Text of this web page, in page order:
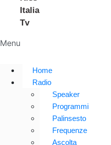
Italia
Tv
Menu
Home
Radio
Speaker
Programmi
Palinsesto
Frequenze
Ascolta